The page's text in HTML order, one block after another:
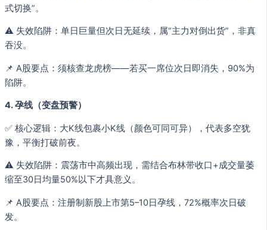
式切换”。
⚠️ 失效陷阱：单日巨量但次日无延续，属“主力对倒出货”，非真
吞没。
📌 A股要点：须核查龙虎榜——若买一席位次日即消失，90%为
陷阱。
4. 孕线（变盘预警）
✅ 核心逻辑：大K线包裹小K线（颜色可同可异），代表多空犹
豫，平衡打破前夜。
⚠️ 失效陷阱：震荡市中高频出现，需结合布林带收口+成交量萎
缩至30日均量50%以下才具意义。
📌 A股要点：注册制新股上市第5–10日孕线，72%概率次日破
发。